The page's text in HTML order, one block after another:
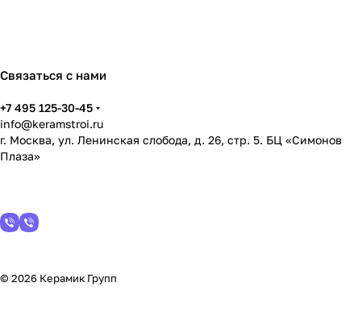
Связаться с нами
+7 495 125-30-45
info@keramstroi.ru
г. Москва, ул. Ленинская слобода, д. 26, стр. 5. БЦ «Симонов
Плаза»
© 2026 Керамик Групп